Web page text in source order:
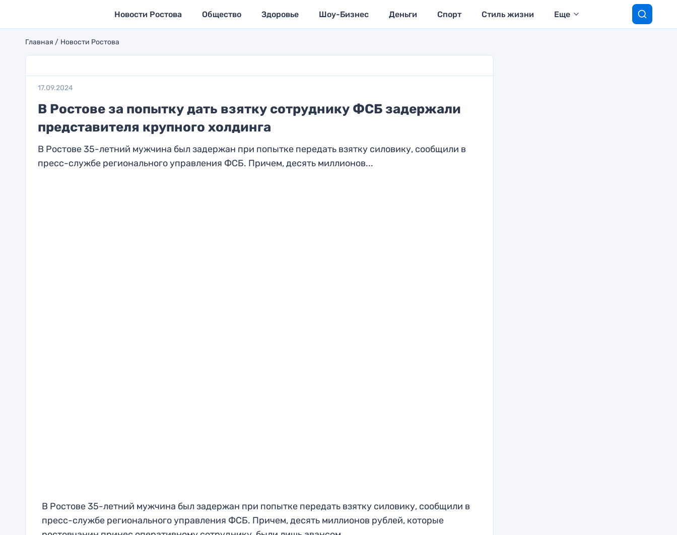
Новости Ростова Общество Здоровье Шоу-Бизнес Деньги Спорт Стиль жизни Еще
Главная Новости Ростова
17.09.2024
В Ростове за попытку дать взятку сотруднику ФСБ задержали
представителя крупного холдинга
В Ростове 35-летний мужчина был задержан при попытке передать взятку силовику, сообщили в
пресс-службе регионального управления ФСБ. Причем, десять миллионов...
В Ростове 35-летний мужчина был задержан при попытке передать взятку силовику, сообщили в
пресс-службе регионального управления ФСБ. Причем, десять миллионов рублей, которые